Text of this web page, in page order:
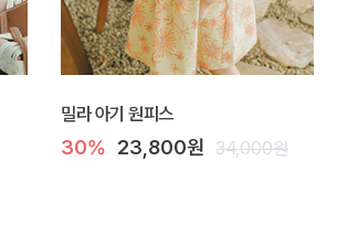
밀라 아기 원피스
30% 23,800원 34,000원